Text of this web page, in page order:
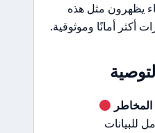
يظهرون مثل هذه
أكثر أمانًا وموثوقية.
للبيانات